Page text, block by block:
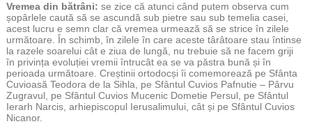
Vremea din bătrâni: se zice că atunci când putem observa cum
șopârlele caută să se ascundă sub pietre sau sub temelia casei,
acest lucru e semn clar că vremea urmează să se strice în zilele
următoare. În schimb, în zilele în care aceste târâtoare stau întinse
la razele soarelui cât e ziua de lungă, nu trebuie să ne facem griji
în privința evoluției vremii întrucât ea se va păstra bună și în
perioada următoare. Creștinii ortodocși îi comemorează pe Sfânta
Cuvioasă Teodora de la Sihla, pe Sfântul Cuvios Pafnutie – Pârvu
Zugravul, pe Sfântul Cuvios Mucenic Dometie Persul, pe Sfântul
Ierarh Narcis, arhiepiscopul Ierusalimului, cât și pe Sfântul Cuvios
Nicanor.